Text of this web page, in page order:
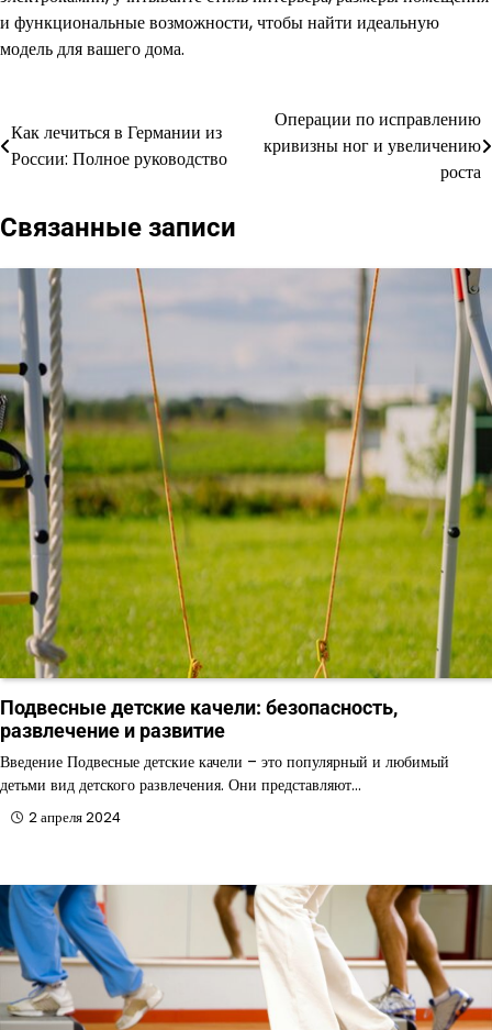
и функциональные возможности, чтобы найти идеальную
модель для вашего дома.
Навигация
по
Как лечиться в Германии из
России: Полное руководство
Операции по исправлению
кривизны ног и увеличению
роста
Связанные записи
Подвесные детские качели: безопасность,
развлечение и развитие
Введение Подвесные детские качели – это популярный и любимый
детьми вид детского развлечения. Они представляют…
2 апреля 2024